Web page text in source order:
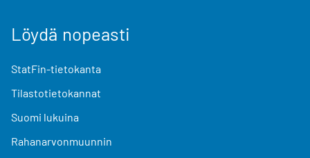
Löydä nopeasti
StatFin-tietokanta
Tilastotietokannat
Suomi lukuina
Rahanarvonmuunnin